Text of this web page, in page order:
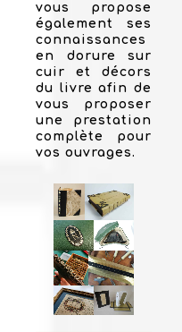
vous propose
également ses
connaissances
en dorure sur
cuir et décors
du livre afin de
vous proposer
une prestation
complète pour
vos ouvrages.